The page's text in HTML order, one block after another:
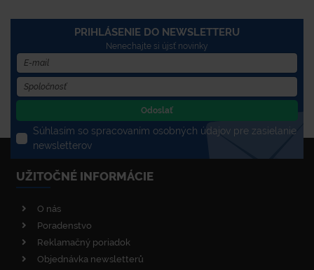
PRIHLÁSENIE DO NEWSLETTERU
Nenechajte si újsť novinky
Odoslať
Súhlasím so spracovaním osobných údajov pre zasielanie
newsletterov
UŽITOČNÉ INFORMÁCIE
O nás
Poradenstvo
Reklamačný poriadok
Objednávka newsletterů